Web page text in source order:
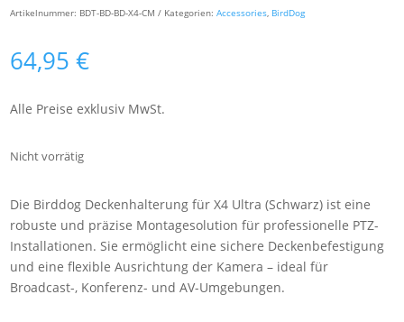
Artikelnummer: BDT-BD-BD-X4-CM Kategorien:Accessories, BirdDog
64,95€
Alle Preise exklusiv MwSt.
Nicht vorrätig
Die Birddog Deckenhalterung für X4 Ultra (Schwarz) ist eine
robuste und präzise Montagesolution für professionelle PTZ-
Installationen. Sie ermöglicht eine sichere Deckenbefestigung
und eine flexible Ausrichtung der Kamera – ideal für
Broadcast-, Konferenz- und AV-Umgebungen.